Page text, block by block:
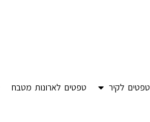
טפטים לקיר טפטים לארונות מטבח